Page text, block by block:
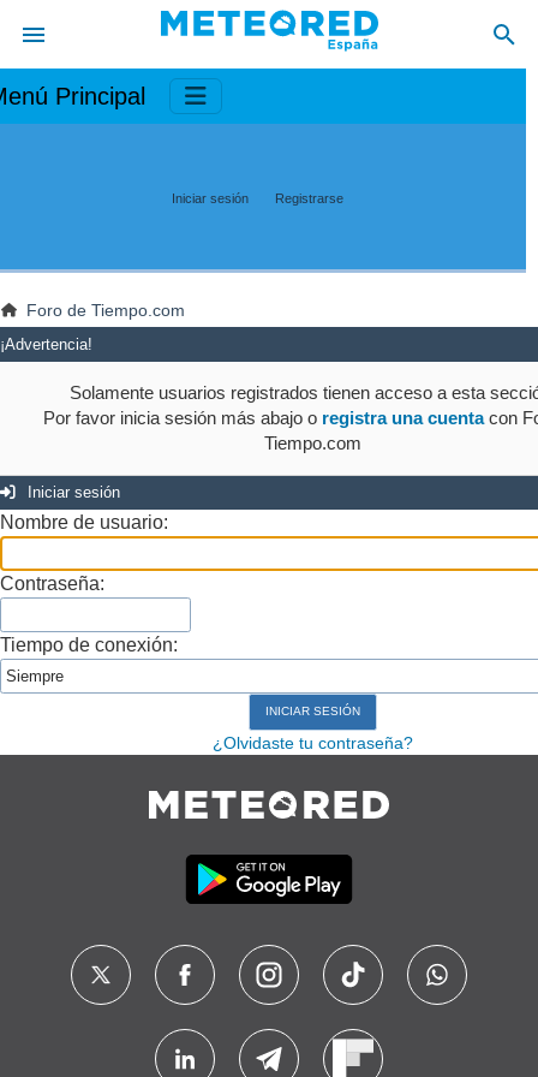
Principal
Iniciar sesión Registrarse
Foro de Tiempo.com
¡Advertencia!
Solamente usuarios registrados tienen acceso a esta
Por favor inicia sesión más abajo o registra una cuentacon
Tiempo.com
Iniciar sesión
Nombre de usuario:
Contraseña:
Tiempo de conexión:
¿Olvidaste tu contraseña?